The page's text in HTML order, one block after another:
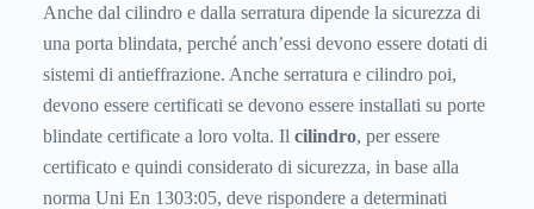
Anche dal cilindro e dalla serratura dipende la sicurezza di
una porta blindata, perché anch’essi devono essere dotati di
sistemi di antieffrazione. Anche serratura e cilindro poi,
devono essere certificati se devono essere installati su porte
blindate certificate a loro volta. Il cilindro, per essere
certificato e quindi considerato di sicurezza, in base alla
norma Uni En 1303:05, deve rispondere a determinati